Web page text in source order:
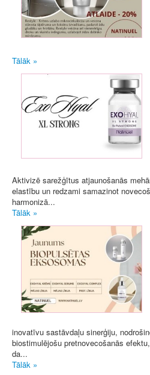
Tālāk »
Aktivizē sarežģītus atjaunošanās
elastību un redzami samazinot
harmonizā...
Tālāk »
inovatīvu sastāvdaļu sinerģiju,
biostimulējošu pretnovecošanās
da...
Tālāk »